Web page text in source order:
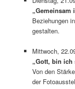
„Gemeinsam
Beziehungen
gestalten.
Mittwoch,
„Gott, bin ich
Von den
der